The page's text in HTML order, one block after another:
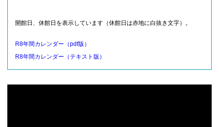
開館日、休館日を表示しています（休館日は赤地に白抜き文字）。
R8年間カレンダー（pdf版）
R8年間カレンダー（テキスト版）